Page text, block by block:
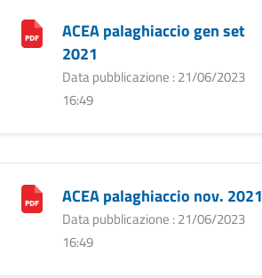
ACEA palaghiaccio gen set
2021
Data pubblicazione : 21/06/2023
16:49
ACEA palaghiaccio nov. 2021
Data pubblicazione : 21/06/2023
16:49